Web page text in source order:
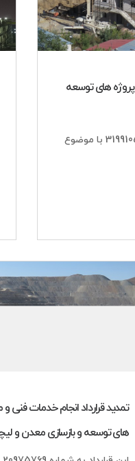
پروژه های توسعه
پیرو برگزاری مناقصه به شماره 3199105 با موضوع
تمدید قرارداد انجام خدمات فنی
های توسعه و بازسازی معدن
تلفن :8 – 88352570